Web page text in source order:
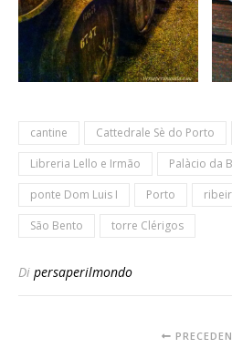
cantine Cattedrale Sè do Porto
Libreria Lello e Irmão
Palàcio da
ponte Dom Luis I
Porto
São Bento
torre Clérigos
Di persaperilmondo